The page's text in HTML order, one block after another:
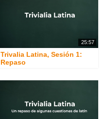
25:57
Trivalia Latina, Sesión 1:
Repaso